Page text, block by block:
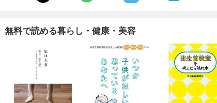
無料で読める暮らし・健康・美容